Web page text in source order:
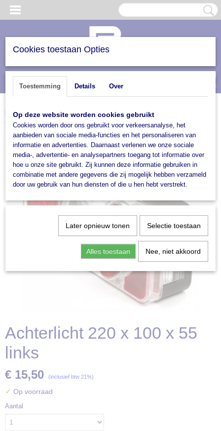
Inloggen Registreren
(0)
Home> Accessoires>Verlichting> Lampen>Achterlichten
Achterlicht 220 x 100 x 55 links
Achterlicht 220 x 100 x 55
links
€ 15,50 (inclusief btw 21%)
✓ Op voorraad
Aantal
Cookies toestaan Opties
Toestemming Details Over
Op deze website worden cookies gebruikt
Cookies worden door ons gebruikt voor verkeersanalyse, het
aanbieden van sociale media-functies en het personaliseren van
informatie en advertenties. Daarnaast verlenen we onze sociale
media-, advertentie- en analysepartners toegang tot informatie over
hoe u onze site gebruikt. Zij kunnen deze informatie gebruiken in
combinatie met andere gegevens die zij mogelijk hebben verzameld
door uw gebruik van hun diensten of die u hen hebt verstrekt.
Later opnieuw tonen Selectie toestaan
Alles toestaan Nee, niet akkoord